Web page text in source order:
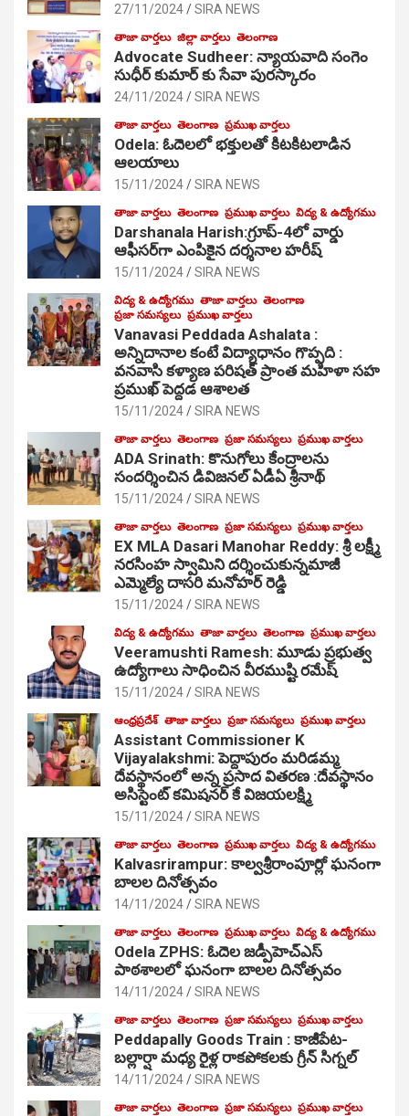
27/11/2024 SIRA NEWS
తాజా వార్తలు జిల్లా వార్తలు తెలంగాణ
Advocate Sudheer: న్యాయవాది సంగెం
సుధీర్ కుమార్ కు సేవా పురస్కారం
24/11/2024 SIRA NEWS
తాజా వార్తలు తెలంగాణ ప్రముఖ వార్తలు
Odela: ఓదెల‌లో భక్తులతో కిటకిటలాడిన
ఆల‌యాలు
15/11/2024 SIRA NEWS
తాజా వార్తలు తెలంగాణ ప్రముఖ వార్తలు విద్య & ఉద్యోగము
Darshanala Harish:గ్రూప్-4లో వార్డు
ఆఫీసర్‌గా ఎంపికైన దర్శనాల హరీష్
15/11/2024 SIRA NEWS
విద్య & ఉద్యోగము తాజా వార్తలు తెలంగాణ
ప్రజా సమస్యలు ప్రముఖ వార్తలు
Vanavasi Peddada Ashalata :
అన్నిదానాల కంటే విద్యాధానం గొప్పది :
వనవాసి కళ్యాణ పరిషత్ ప్రాంత మహిళా సహ
ప్రముఖ్ పెద్దడ ఆశాలత
15/11/2024 SIRA NEWS
తాజా వార్తలు తెలంగాణ ప్రజా సమస్యలు ప్రముఖ వార్తలు
ADA Srinath: కొనుగోలు కేంద్రాల‌ను
సంద‌ర్శించిన డివిజనల్ ఏడీఏ శ్రీనాథ్
15/11/2024 SIRA NEWS
తాజా వార్తలు తెలంగాణ ప్రజా సమస్యలు ప్రముఖ వార్తలు
EX MLA Dasari Manohar Reddy: శ్రీ లక్ష్మీ
నరసింహ స్వామిని దర్శించుకున్నమాజీ
ఎమ్మెల్యే దాసరి మనోహర్ రెడ్డి
15/11/2024 SIRA NEWS
విద్య & ఉద్యోగము తాజా వార్తలు తెలంగాణ ప్రముఖ వార్తలు
Veeramushti Ramesh: మూడు ప్రభుత్వ
ఉద్యోగాలు సాధించిన వీరముష్టి రమేష్
15/11/2024 SIRA NEWS
ఆంధ్రప్రదేశ్ తాజా వార్తలు ప్రజా సమస్యలు ప్రముఖ వార్తలు
Assistant Commissioner K
Vijayalakshmi: పెద్దాపురం మరిడమ్మ
దేవస్థానంలో అన్న ప్రసాద వితరణ :దేవస్థానం
అసిస్టెంట్ కమిషనర్ కే విజయలక్ష్మి
15/11/2024 SIRA NEWS
తాజా వార్తలు తెలంగాణ ప్రముఖ వార్తలు విద్య & ఉద్యోగము
Kalvasrirampur: కాల్వశ్రీరాంపూర్లో ఘనంగా
బాలల దినోత్సవం
14/11/2024 SIRA NEWS
తాజా వార్తలు తెలంగాణ ప్రముఖ వార్తలు విద్య & ఉద్యోగము
Odela ZPHS: ఓదెల జ‌డ్పీహెచ్ఎస్
పాఠ‌శాల‌లో ఘనంగా బాలల దినోత్సవం
14/11/2024 SIRA NEWS
తాజా వార్తలు తెలంగాణ ప్రజా సమస్యలు ప్రముఖ వార్తలు
Peddapally Goods Train : కాజీపేట-
బల్లార్షా మధ్య రైళ్ల రాకపోకలకు గ్రీన్ సిగ్నల్
14/11/2024 SIRA NEWS
తాజా వార్తలు తెలంగాణ ప్రజా సమస్యలు ప్రముఖ వార్తలు